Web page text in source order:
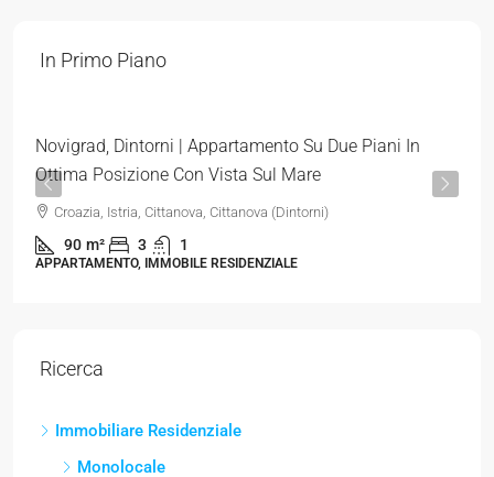
In Primo Piano
319.000 €
Novigrad, Dintorni | Appartamento Su Due Piani In
Ottima Posizione Con Vista Sul Mare
Croazia, Istria, Cittanova, Cittanova (Dintorni)
90 m² 3 1
APPARTAMENTO, IMMOBILE RESIDENZIALE
Ricerca
Immobiliare Residenziale
Monolocale